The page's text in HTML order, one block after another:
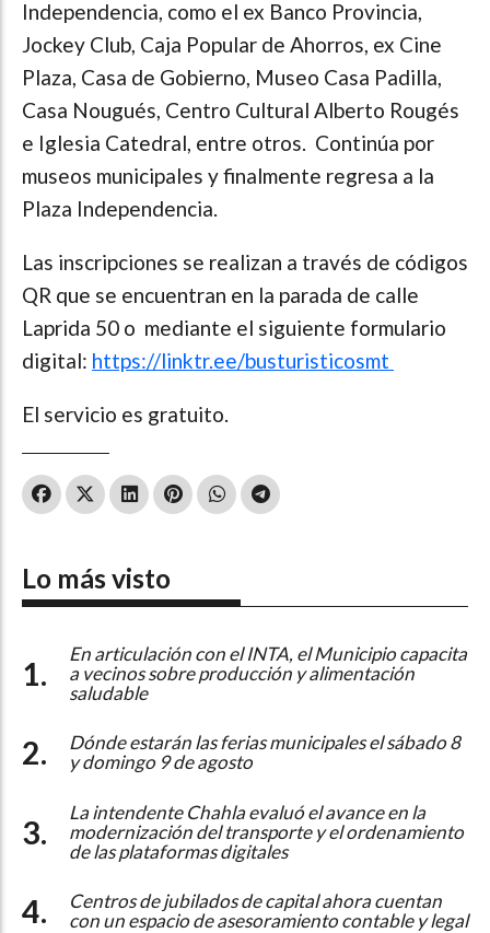
Independencia, como el ex Banco Provincia,
Jockey Club, Caja Popular de Ahorros, ex Cine
Plaza, Casa de Gobierno, Museo Casa Padilla,
Casa Nougués, Centro Cultural Alberto Rougés
e Iglesia Catedral, entre otros. Continúa por
museos municipales y finalmente regresa a la
Plaza Independencia.
Las inscripciones se realizan a través de códigos
QR que se encuentran en la parada de calle
Laprida 50 o mediante el siguiente formulario
digital: https://linktr.ee/busturisticosmt
El servicio es gratuito.
Lo más visto
En articulación con el INTA, el Municipio capacita
a vecinos sobre producción y alimentación
saludable
Dónde estarán las ferias municipales el sábado 8
y domingo 9 de agosto
La intendente Chahla evaluó el avance en la
modernización del transporte y el ordenamiento
de las plataformas digitales
Centros de jubilados de capital ahora cuentan
con un espacio de asesoramiento contable y legal